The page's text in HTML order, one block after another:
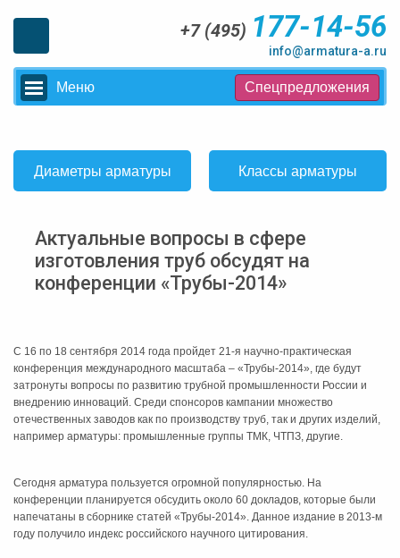
+7 (495) 177-14-56
info@armatura-a.ru
Меню Спецпредложения
Диаметры арматуры Классы арматуры
Актуальные вопросы в сфере
изготовления труб обсудят на
конференции «Трубы-2014»
С 16 по 18 сентября 2014 года пройдет 21-я научно-практическая
конференция международного масштаба – «Трубы-2014», где будут
затронуты вопросы по развитию трубной промышленности России и
внедрению инноваций. Среди спонсоров кампании множество
отечественных заводов как по производству труб, так и других изделий,
например арматуры: промышленные группы ТМК, ЧТПЗ, другие.
Сегодня арматура пользуется огромной популярностью. На
конференции планируется обсудить около 60 докладов, которые были
напечатаны в сборнике статей «Трубы-2014». Данное издание в 2013-м
году получило индекс российского научного цитирования.